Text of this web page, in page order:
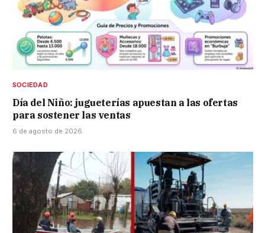
SOCIEDAD
Día del Niño: jugueterías apuestan a las ofertas
para sostener las ventas
6 de agosto de 2026